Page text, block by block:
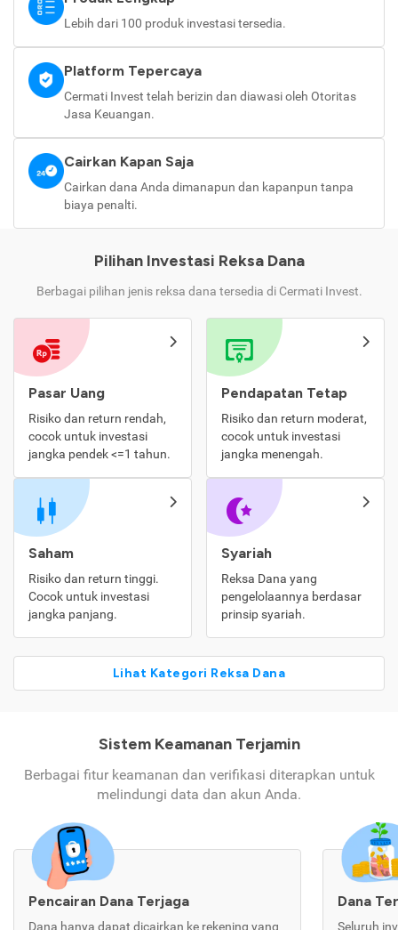
Lebih dari 100 produk investasi tersedia.
Platform Tepercaya
Cermati Invest telah berizin dan diawasi oleh Otoritas
Jasa Keuangan.
Cairkan Kapan Saja
Cairkan dana Anda dimanapun dan kapanpun tanpa
biaya penalti.
Pilihan Investasi Reksa Dana
Berbagai pilihan jenis reksa dana tersedia di Cermati Invest.
Pasar Uang
Risiko dan return rendah,
cocok untuk investasi
jangka pendek <=1 tahun.
Pendapatan Tetap
Risiko dan return moderat,
cocok untuk investasi
jangka menengah.
Saham
Risiko dan return tinggi.
Cocok untuk investasi
jangka panjang.
Syariah
Reksa Dana yang
pengelolaannya berdasar
prinsip syariah.
Lihat Kategori Reksa Dana
Sistem Keamanan Terjamin
Berbagai fitur keamanan dan verifikasi diterapkan untuk
melindungi data dan akun Anda.
Pencairan Dana Terjaga
Dana hanya dapat dicairkan ke rekening yang
Dana
Seluruh